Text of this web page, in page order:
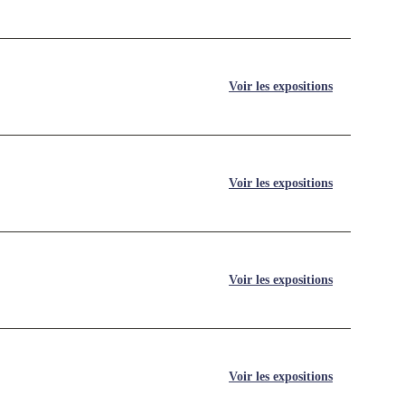
Voir les expositions
Voir les expositions
Voir les expositions
Voir les expositions